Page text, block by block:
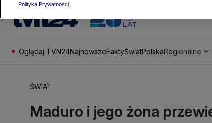
Oglądaj TVN24NajnowszeFaktyŚwiatPolskaRegionalne
ŚWIAT
Maduro i jego żona
Polityka Prywatności